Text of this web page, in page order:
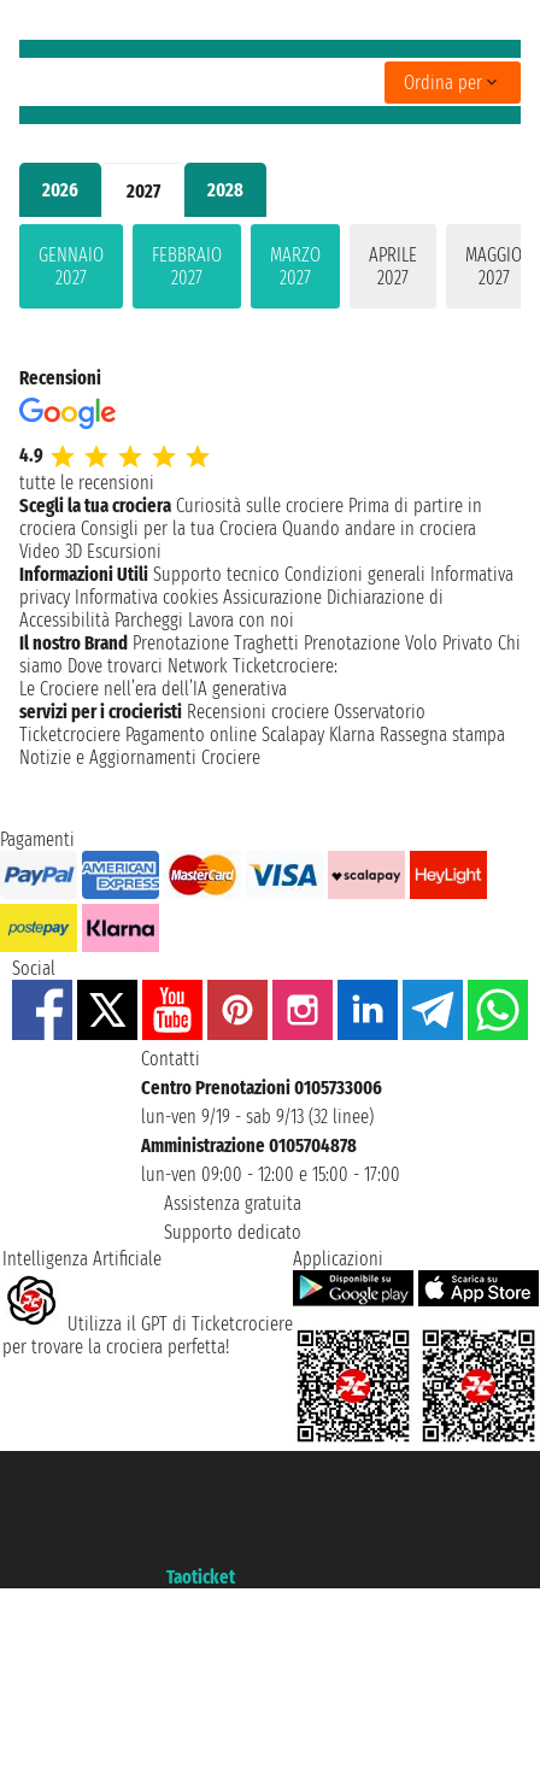
2026 2027 2028
GENNAIO
2027
FEBBRAIO
2027
MARZO
2027
APRILE
2027
MAGGIO
2027
Ordina per
Recensioni
4.9
tutte le recensioni
Scegli la tua crociera Curiosità sulle crociere Prima di partire in
crociera Consigli per la tua Crociera Quando andare in crociera
Video 3D Escursioni
Informazioni Utili Supporto tecnico Condizioni generali Informativa
privacy Informativa cookies Assicurazione Dichiarazione di
Accessibilità Parcheggi Lavora con noi
Il nostro Brand Prenotazione Traghetti Prenotazione Volo Privato Chi
siamo Dove trovarci Network Ticketcrociere:
Le Crociere nell’era dell’IA generativa
servizi per i crocieristi Recensioni crociere Osservatorio
Ticketcrociere Pagamento online Scalapay Klarna Rassegna stampa
Notizie e Aggiornamenti Crociere
Pagamenti
Social
Contatti
Centro Prenotazioni 0105733006
lun-ven 9/19 - sab 9/13 (32 linee)
Amministrazione 0105704878
lun-ven 09:00 - 12:00 e 15:00 - 17:00
Assistenza gratuita
Supporto dedicato
Intelligenza Artificiale
Utilizza il GPT di Ticketcrociere
per trovare la crociera perfetta!
Applicazioni
Taoticket